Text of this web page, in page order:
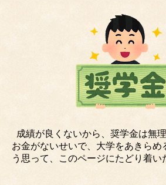
成績が良くないから、奨学金は無
お金がないせいで、大学をあきら
う思って、このページにたどり着い